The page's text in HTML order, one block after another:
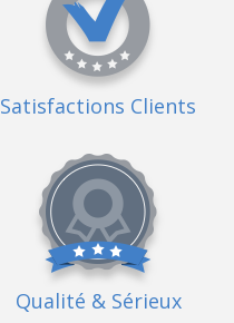
Satisfactions Clients
Qualité & Sérieux